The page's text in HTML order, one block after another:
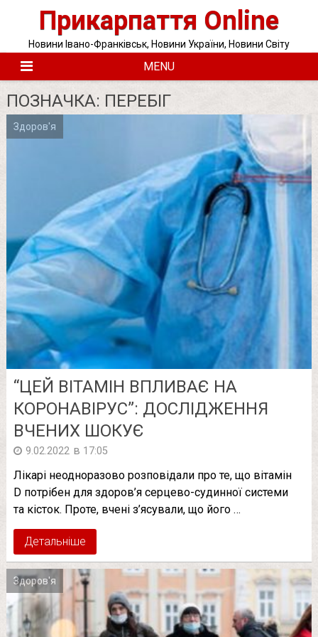
Прикарпаття Online
Новини Івано-Франківськ, Новини України, Новини Світу
MENU
ПОЗНАЧКА: ПЕРЕБІГ
Здоров'я
“ЦЕЙ ВІТАМІН ВПЛИВАЄ НА
КОРОНАВІРУС”: ДОСЛІДЖЕННЯ
ВЧЕНИХ ШОКУЄ
9.02.2022 в 17:05
Лікарі неодноразово розповідали про те, що вітамін
D потрібен для здоров’я серцево-судинної системи
та кісток. Проте, вчені з’ясували, що його …
Детальніше
Здоров'я